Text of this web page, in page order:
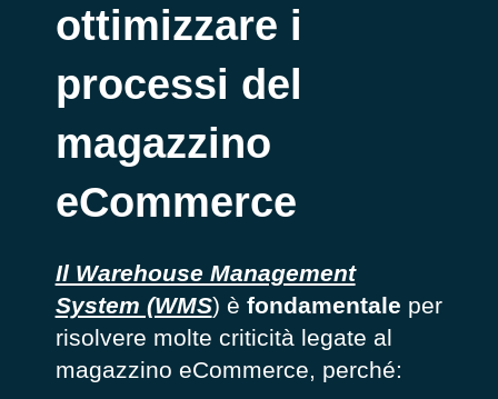
ottimizzare i
processi del
magazzino
eCommerce
Il Warehouse Management
System (WMS) è fondamentale per
risolvere molte criticità legate al
magazzino eCommerce, perché: